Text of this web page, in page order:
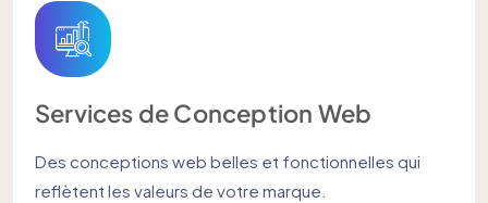
Services de Conception Web
Des conceptions web belles et fonctionnelles qui
reflètent les valeurs de votre marque.